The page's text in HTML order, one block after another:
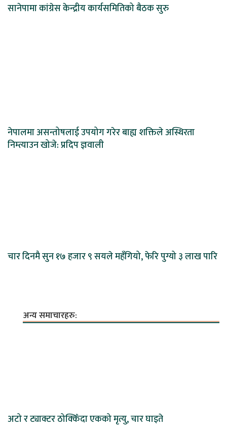
सानेपामा कांग्रेस केन्द्रीय कार्यसमितिको बैठक सुरु
नेपालमा असन्तोषलाई उपयोग गरेर बाह्य शक्तिले अस्थिरता
निम्त्याउन खोजे: प्रदिप ज्ञवाली
चार दिनमै सुन १७ हजार ९ सयले महँगियो, फेरि पुग्यो ३ लाख पारि
अन्य समाचारहरु:
अटो र ट्याक्टर ठोक्किँदा एकको मृत्यु, चार घाइते